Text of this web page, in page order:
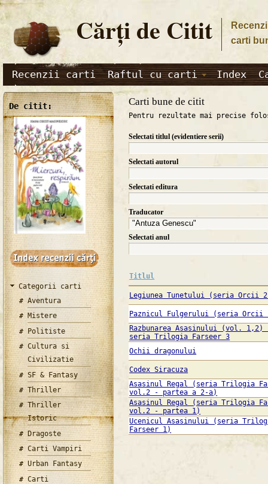
Cărţi de Citit
carti
Recenzii carti Raftul cu carti Index
De citit:
Categorii carti
Aventura
Mistere
Politiste
Cultura si
Civilizatie
SF & Fantasy
Thriller
Thriller
Istoric
Dragoste
Carti Vampiri
Urban Fantasy
Carti
Carti bune de citit
Pentru rezultate mai precise
Selectati titlul (evidentiere serii)
Selectati autorul
Selectati editura
Traducator
Selectati anul
Titlul
Legiunea Tunetului (seria Orcii
Paznicul Fulgerului (seria Orcii
Razbunarea Asasinului (vol. 1,2)
seria Trilogia Farseer 3
Ochii dragonului
Codex Siracuza
Asasinul Regal (seria Trilogia
vol.2 - partea a 2-a)
Asasinul Regal (seria Trilogia
vol.2 - partea 1)
Ucenicul Asasinului (seria
Farseer 1)